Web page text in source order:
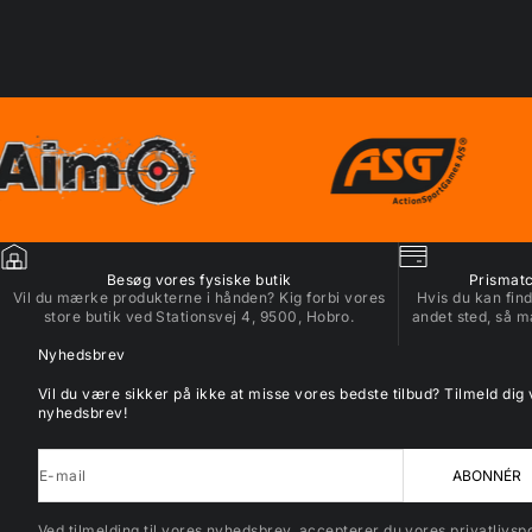
Besøg vores fysiske butik
Vil du mærke produkterne i hånden? Kig forbi vores
store butik ved Stationsvej 4, 9500, Hobro.
Hvis du kan
andet sted, så
Nyhedsbrev
Vil du være sikker på ikke at misse vores bedste tilbud? Tilmeld dig
nyhedsbrev!
E-mail ABONNÉR